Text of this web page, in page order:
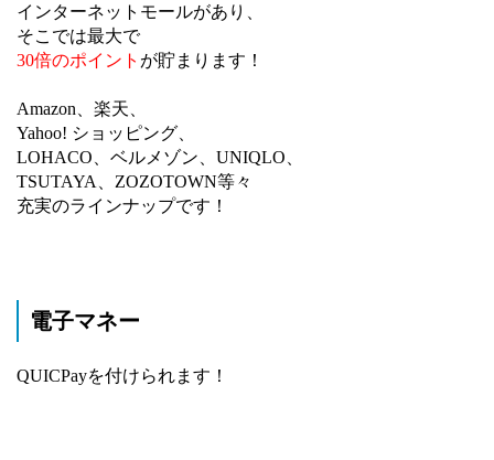
インターネットモールがあり、
そこでは最大で
30倍のポイント が貯まります！
Amazon、楽天、
Yahoo! ショッピング、
LOHACO、ベルメゾン、UNIQLO、
TSUTAYA、ZOZOTOWN等々
充実のラインナップです！
電子マネー
QUICPayを付けられます！